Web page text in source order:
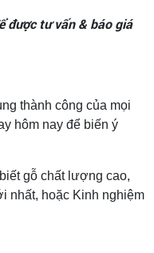
được tư vấn & báo giá
thành công của mọi
hôm nay để biến ý
gỗ chất lượng cao,
nhất, hoặc Kinh nghiệm